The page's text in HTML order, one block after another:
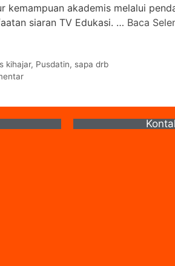
kemampuan akademis melalui
siaran TV Edukasi. … Baca
kihajar, Pusdatin, sapa drb